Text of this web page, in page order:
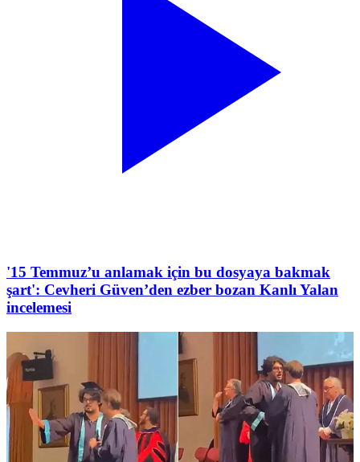
'15 Temmuz’u anlamak için bu dosyaya bakmak
şart': Cevheri Güven’den ezber bozan Kanlı Yalan
incelemesi